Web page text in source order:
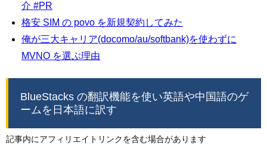
介 #PR
格安 SIM の povo を新規契約してみた
俺が三大キャリア(docomo/au/softbank)を使わずに
MVNO を選ぶ理由
BlueStacks の翻訳機能を使い英語や中国語のゲ
ームを日本語に訳す
記事内にアフィリエイトリンクを含む場合があります